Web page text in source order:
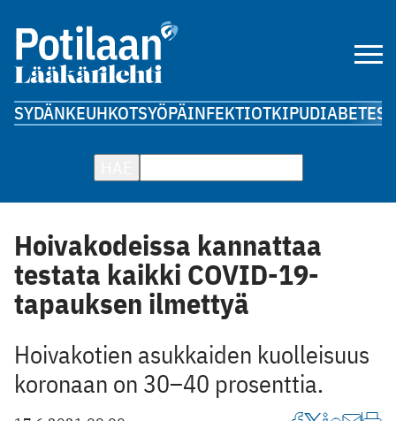
SYDÄNKEUHKOTSYÖPÄINFEKTIOTKIPUDIABETES
Hoivakodeissa kannattaa
testata kaikki COVID-19-
tapauksen ilmettyä
Hoivakotien asukkaiden kuolleisuus
koronaan on 30–40 prosenttia.